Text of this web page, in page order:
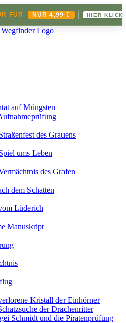
FÜR NUR 4,99 € | HIER
auf Müngsten
des Grauens
ums Leben
des Grafen
dem Schatten
Lüderich
Manuskript
Kristall der Einhörner
der Drachenritter
Schmidt und die Piratenprüfung